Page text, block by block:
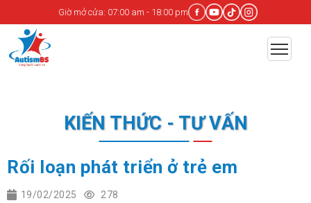
Giờ mở cửa: 07:00 am - 18:00 pm
KIẾN THỨC - TƯ VẤN
Rối loạn phát triển ở trẻ em
19/02/2025 278